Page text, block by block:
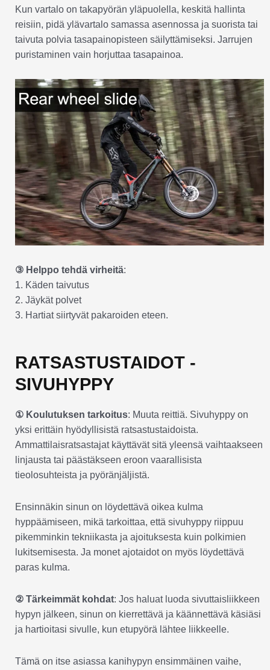
Kun vartalo on takapyörän yläpuolella, keskitä hallinta
reisiin, pidä ylävartalo samassa asennossa ja suorista tai
taivuta polvia tasapainopisteen säilyttämiseksi. Jarrujen
puristaminen vain horjuttaa tasapainoa.
③ Helppo tehdä virheitä:
1. Käden taivutus
2. Jäykät polvet
3. Hartiat siirtyvät pakaroiden eteen.
RATSASTUSTAIDOT -
SIVUHYPPY
① Koulutuksen tarkoitus: Muuta reittiä. Sivuhyppy on
yksi erittäin hyödyllisistä ratsastustaidoista.
Ammattilaisratsastajat käyttävät sitä yleensä vaihtaakseen
linjausta tai päästäkseen eroon vaarallisista
tieolosuhteista ja pyöränjäljistä.
Ensinnäkin sinun on löydettävä oikea kulma
hyppäämiseen, mikä tarkoittaa, että sivuhyppy riippuu
pikemminkin tekniikasta ja ajoituksesta kuin polkimien
lukitsemisesta. Ja monet ajotaidot on myös löydettävä
paras kulma.
② Tärkeimmät kohdat: Jos haluat luoda sivuttaisliikkeen
hypyn jälkeen, sinun on kierrettävä ja käännettävä käsiäsi
ja hartioitasi sivulle, kun etupyörä lähtee liikkeelle.
Tämä on itse asiassa kanihypyn ensimmäinen vaihe,